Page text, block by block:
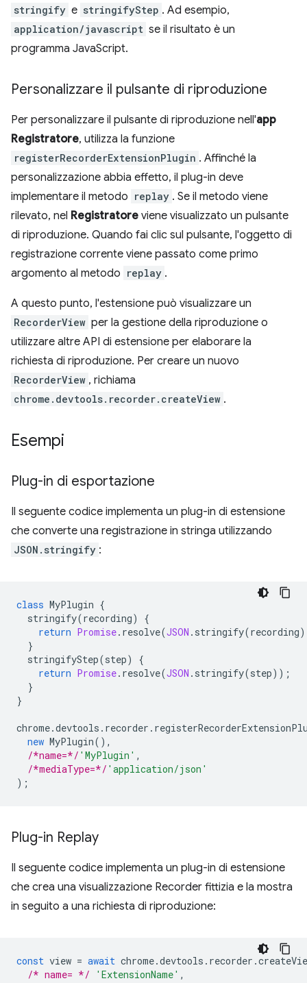
stringify e stringifyStep . Ad esempio,
application/javascript se il risultato è un
programma JavaScript.
Personalizzare il pulsante di riproduzione
Per personalizzare il pulsante di riproduzione nell'app
Registratore, utilizza la funzione
registerRecorderExtensionPlugin . Affinché la
personalizzazione abbia effetto, il plug-in deve
implementare il metodo replay . Se il metodo viene
rilevato, nel Registratore viene visualizzato un pulsante
di riproduzione. Quando fai clic sul pulsante, l'oggetto di
registrazione corrente viene passato come primo
argomento al metodo replay .
A questo punto, l'estensione può visualizzare un
RecorderView per la gestione della riproduzione o
utilizzare altre API di estensione per elaborare la
richiesta di riproduzione. Per creare un nuovo
RecorderView , richiama
chrome.devtools.recorder.createView .
Esempi
Plug-in di esportazione
Il seguente codice implementa un plug-in di estensione
che converte una registrazione in stringa utilizzando
JSON.stringify :
class MyPlugin {
stringify(recording)
{
return Promise. resolve(JSON . stringify(recording
}
stringifyStep(step)
{
return Promise. resolve(JSON . stringify(step));
}
}
chrome.devtools . recorder .
new MyPlugin(),
/*name=*/ 'MyPlugin' ,
/*mediaType=*/ 'application/json'
);
Plug-in Replay
Il seguente codice implementa un plug-in di estensione
che crea una visualizzazione Recorder fittizia e la mostra
in seguito a una richiesta di riproduzione:
const view = await chrome.devtools . recorder .
/* name= */
'ExtensionName' ,